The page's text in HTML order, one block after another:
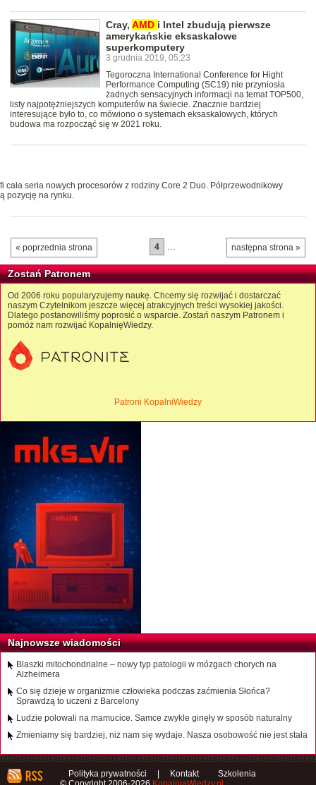
Cray, AMD i Intel zbudują pierwsze
amerykańskie eksaskalowe
superkomputery
3 grudnia 2019, 05:23
Tegoroczna International Conference for Hight
Performance Computing (SC19) nie przyniosła
żadnych sensacyjnych informacji na temat TOP500,
listy najpotężniejszych komputerów na świecie. Znacznie bardziej
interesujące było to, co mówiono o systemach eksaskalowych, których
budowa ma rozpocząć się w 2021 roku.
cała seria nowych procesorów z rodziny Core 2 Duo. Półprzewodnikowy
pozycję na rynku.
« poprzednia strona następna strona »
4 …
Zostań Patronem
Od 2006 roku popularyzujemy naukę. Chcemy się rozwijać i dostarczać
naszym Czytelnikom jeszcze więcej atrakcyjnych treści wysokiej jakości.
Dlatego postanowiliśmy poprosić o wsparcie. Zostań naszym Patronem i
pomóż nam rozwijać KopalnięWiedzy.
Patroni KopalniWiedzy
Najnowsze wiadomości
Blaszki mitochondrialne – nowy typ patologii w mózgach chorych na
Alzheimera
Co się dzieje w organizmie człowieka podczas zaćmienia Słońca?
Sprawdzą to uczeni z Barcelony
Ludzie polowali na mamucice. Samce zwykle ginęły w sposób naturalny
Zmieniamy się bardziej, niż nam się wydaje. Nasza osobowość nie jest stała
Polityka prywatności Kontakt
Szkolenia